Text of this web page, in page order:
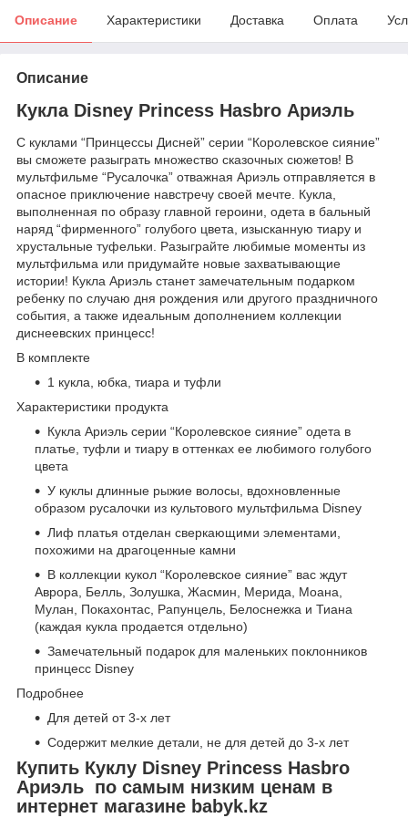
Описание Характеристики Доставка Оплата
Описание
Кукла Disney Princess Hasbro Ариэль
С куклами “Принцессы Дисней” серии “Королевское сияние”
вы сможете разыграть множество сказочных сюжетов! В
мультфильме “Русалочка” отважная Ариэль отправляется в
опасное приключение навстречу своей мечте. Кукла,
выполненная по образу главной героини, одета в бальный
наряд “фирменного” голубого цвета, изысканную тиару и
хрустальные туфельки. Разыграйте любимые моменты из
мультфильма или придумайте новые захватывающие
истории! Кукла Ариэль станет замечательным подарком
ребенку по случаю дня рождения или другого праздничного
события, а также идеальным дополнением коллекции
диснеевских принцесс!
В комплекте
1 кукла, юбка, тиара и туфли
Характеристики продукта
Кукла Ариэль серии “Королевское сияние” одета в
платье, туфли и тиару в оттенках ее любимого голубого
цвета
У куклы длинные рыжие волосы, вдохновленные
образом русалочки из культового мультфильма Disney
Лиф платья отделан сверкающими элементами,
похожими на драгоценные камни
В коллекции кукол “Королевское сияние” вас ждут
Аврора, Белль, Золушка, Жасмин, Мерида, Моана,
Мулан, Покахонтас, Рапунцель, Белоснежка и Тиана
(каждая кукла продается отдельно)
Замечательный подарок для маленьких поклонников
принцесс Disney
Подробнее
Для детей от 3-х лет
Содержит мелкие детали, не для детей до 3-х лет
Купить Куклу Disney Princess Hasbro
Ариэль по самым низким ценам в
интернет магазине babyk.kz